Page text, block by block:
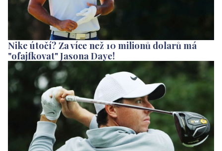
Nike útočí? Za více než 10 milionů dolarů má
"ofajfkovat" Jasona Daye!